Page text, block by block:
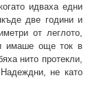
идваха едни
две години и
от леглото,
имаше още ток в
нито протекли,
не като